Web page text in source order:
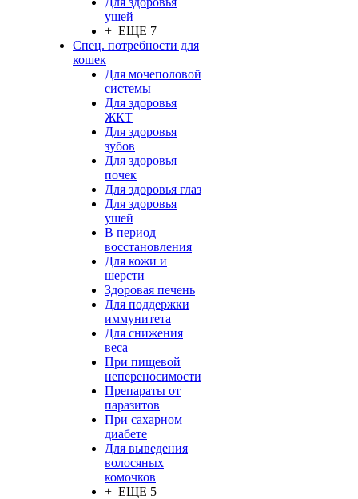
ушей
+ ЕЩЕ 7
Спец. потребности для
кошек
Для мочеполовой
системы
Для здоровья
ЖКТ
Для здоровья
зубов
Для здоровья
почек
Для здоровья глаз
Для здоровья
ушей
В период
восстановления
Для кожи и
шерсти
Здоровая печень
Для поддержки
иммунитета
Для снижения
веса
При пищевой
непереносимости
Препараты от
паразитов
При сахарном
диабете
Для выведения
волосяных
комочков
+ ЕЩЕ 5